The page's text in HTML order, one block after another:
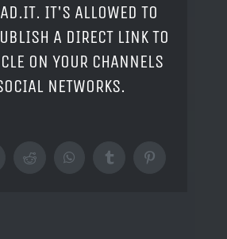
IT'S ALLOWED TO
A DIRECT LINK TO
ON YOUR CHANNELS
NETWORKS.
RedditWhatsAppTumblrPinterest